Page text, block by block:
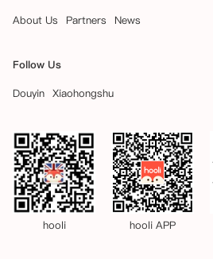
About Us
Partners News
Follow Us
Douyin Xiaohongshu
hooli hooli APP